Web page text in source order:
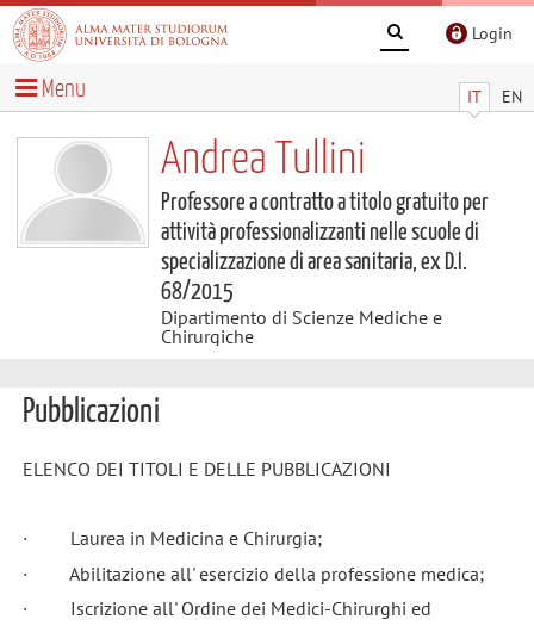
Login
IT EN
Menu
Andrea Tullini
Professore a contratto a titolo gratuito per
attività professionalizzanti nelle scuole di
specializzazione di area sanitaria, ex D.I.
68/2015
Dipartimento di Scienze Mediche e
Chirurgiche
Pubblicazioni
ELENCO DEI TITOLI E DELLE PUBBLICAZIONI
· Laurea in Medicina e Chirurgia;
· Abilitazione all' esercizio della professione medica;
· Iscrizione all' Ordine dei Medici-Chirurghi ed